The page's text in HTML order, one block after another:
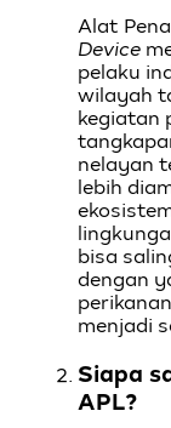
Alat
Device
pelaku
wilayah
kegiatan
nelayan
lebih
bisa
dengan
menjadi
Siapa
APL?